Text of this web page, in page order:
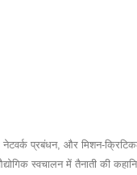
प्रबंधन, और मिशन-
स्वचालन में तैनाती की